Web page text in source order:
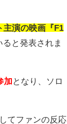
主演の映画『F1
と発表されま
加 となり、ソロ
てファンの反応